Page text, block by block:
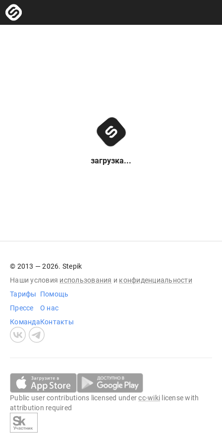
загрузка...
© 2013 — 2026. Stepik
Наши условия использования и конфиденциальности
Тарифы
Прессе
Команда
Помощь
О нас
Контакты
Public user contributions licensed undercc-wiki license with
attribution required